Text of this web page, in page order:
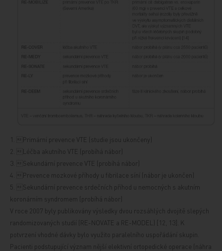
1. Primární prevence VTE (studie jsou ukončeny)
2. Léčba akutního VTE (probíhá nábor)
3. Sekundární prevence VTE (probíhá nábor)
4. Prevence mozkové příhody u fibrilace síní (nábor je ukončen)
5.
Sekundární prevence srdečních příhod u nemocných s akutním
koronárním syndromem (probíhá nábor)
V roce 2007 byly publikovány výsledky dvou rozsáhlých dvojitě slepých
randomizovaných studií (RE-NOVATE a RE-MODEL) [12, 13]. K
potvrzení vhodné dávky bylo využito paralelního uspořádání skupin.
Pacienti podstupující význam nější elektivní ortopedické operace (náhra